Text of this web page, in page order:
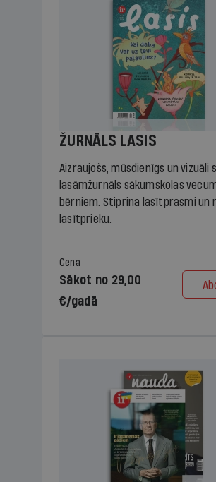
ŽURNĀLS LASIS
Aizraujošs, mūsdienīgs un vizuāli
lasāmžurnāls sākumskolas
bērniem. Stiprina lasītprasmi un
lasītprieku.
Cena
Sākot no 29,00
€/gadā